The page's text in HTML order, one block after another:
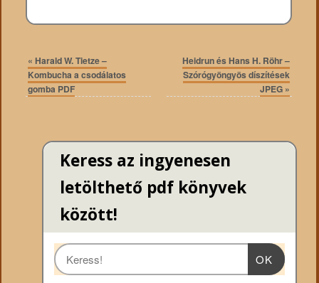
« Harald W. Tietze –
Kombucha a csodálatos
gomba PDF
Heidrun és Hans H. Röhr –
Szórógyöngyös díszítések
JPEG »
Keress az ingyenesen
letölthető pdf könyvek
között!
OK